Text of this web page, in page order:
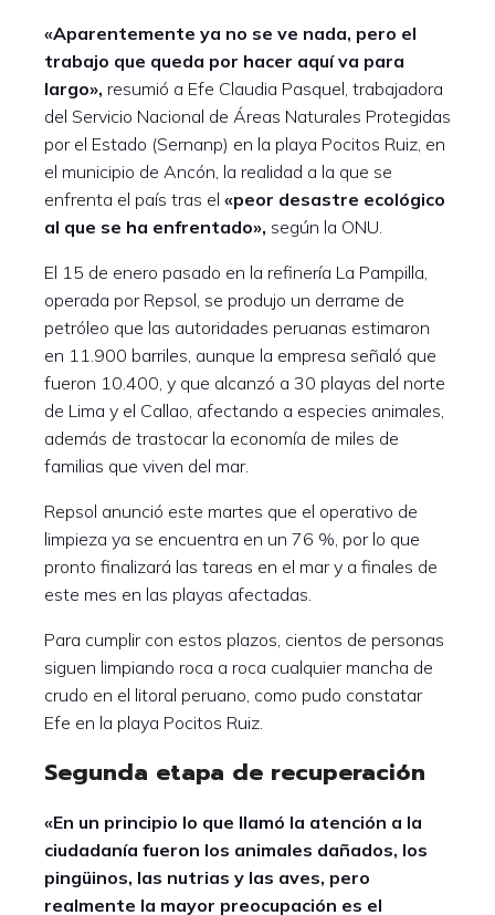
«Aparentemente ya no se ve nada, pero el
trabajo que queda por hacer aquí va para
largo», resumió a Efe Claudia Pasquel, trabajadora
del Servicio Nacional de Áreas Naturales Protegidas
por el Estado (Sernanp) en la playa Pocitos Ruiz, en
el municipio de Ancón, la realidad a la que se
enfrenta el país tras el «peor desastre ecológico
al que se ha enfrentado», según la ONU.
El 15 de enero pasado en la refinería La Pampilla,
operada por Repsol, se produjo un derrame de
petróleo que las autoridades peruanas estimaron
en 11.900 barriles, aunque la empresa señaló que
fueron 10.400, y que alcanzó a 30 playas del norte
de Lima y el Callao, afectando a especies animales,
además de trastocar la economía de miles de
familias que viven del mar.
Repsol anunció este martes que el operativo de
limpieza ya se encuentra en un 76 %, por lo que
pronto finalizará las tareas en el mar y a finales de
este mes en las playas afectadas.
Para cumplir con estos plazos, cientos de personas
siguen limpiando roca a roca cualquier mancha de
crudo en el litoral peruano, como pudo constatar
Efe en la playa Pocitos Ruiz.
Segunda etapa de recuperación
«En un principio lo que llamó la atención a la
ciudadanía fueron los animales dañados, los
pingüinos, las nutrias y las aves, pero
realmente la mayor preocupación es el